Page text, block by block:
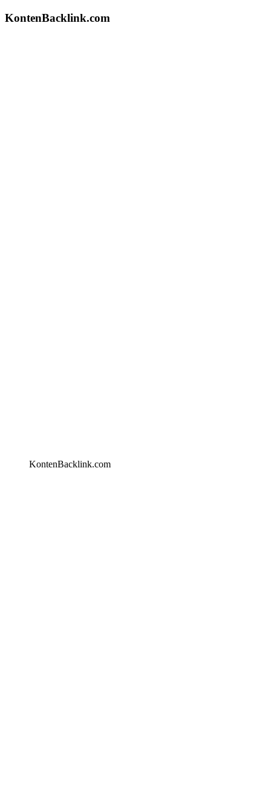
KontenBacklink.com
KontenBacklink.com